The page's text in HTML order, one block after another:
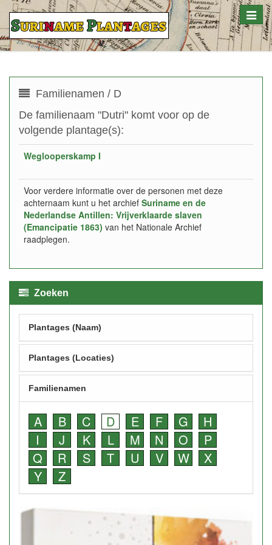
Toggle
Familienamen / D
De familienaam "Dutri" komt voor op de
volgende plantage(s):
Weglooperskamp I
Voor verdere informatie over de personen met deze
achternaam kunt u het archief Suriname en de
Nederlandse Antillen: Vrijverklaarde slaven
(Emancipatie 1863) van het Nationale Archief
raadplegen.
Zoeken
Plantages (Naam)
Plantages (Locaties)
Familienamen
A B C D E F G
H
I
J K L M N O
P
Q
R S T U V W
X
Y
Z